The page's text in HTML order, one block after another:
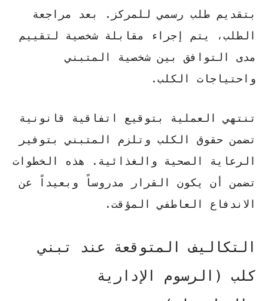
بتقديم طلب رسمي للمركز. بعد مراجعة
الطلب، يتم إجراء مقابلة شخصية لتقييم
مدى التوافق بين شخصية المتبني
واحتياجات الكلب.
تنتهي العملية بتوقيع اتفاقية قانونية
تضمن حقوق الكلب وتلزم المتبني بتوفير
الرعاية الصحية والغذائية. هذه الخطوات
تضمن أن يكون القرار مدروساً وبعيداً عن
الاندفاع العاطفي المؤقت.
التكاليف المتوقعة عند تبني
كلب (الرسوم الإدارية